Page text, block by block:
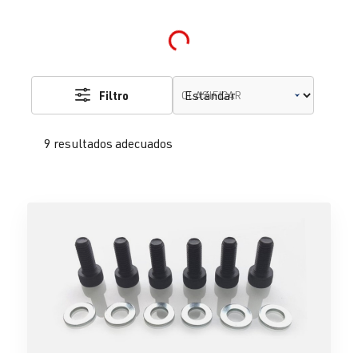
Loading...
9 resultados adecuados
Filtro CLASIFICAR